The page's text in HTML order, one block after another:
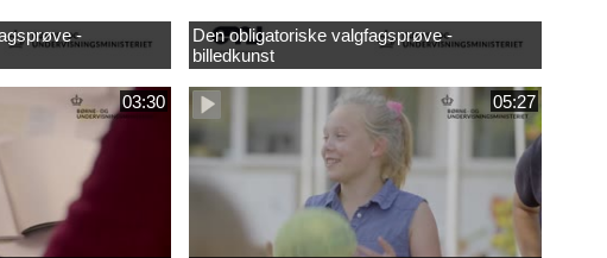
-
Den obligatoriske valgfagsprøve -
billedkunst
03:30 05:27